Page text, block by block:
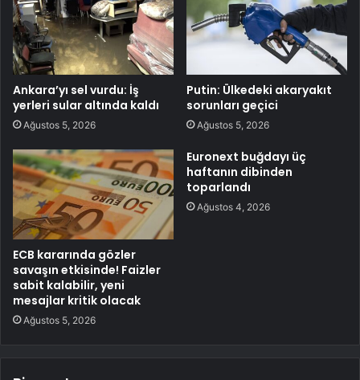
Ankara’yı sel vurdu: İş
yerleri sular altında kaldı
Ağustos 5, 2026
Putin: Ülkedeki akaryakıt
sorunları geçici
Ağustos 5, 2026
ECB kararında gözler
savaşın etkisinde! Faizler
sabit kalabilir, yeni
mesajlar kritik olacak
Ağustos 5, 2026
Euronext buğdayı üç
haftanın dibinden
toparlandı
Ağustos 4, 2026